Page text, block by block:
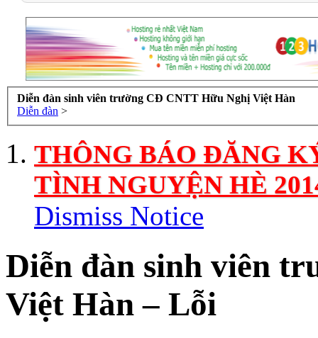
Diễn đàn sinh viên trường CĐ CNTT Hữu Nghị Việt Hàn
Diễn đàn >
THÔNG BÁO ĐĂNG
TÌNH NGUYỆN HÈ
Dismiss Notice
Diễn đàn sinh viên
Việt Hàn – Lỗi